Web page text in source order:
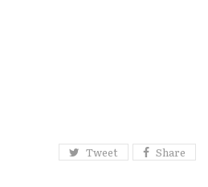
Tweet Share